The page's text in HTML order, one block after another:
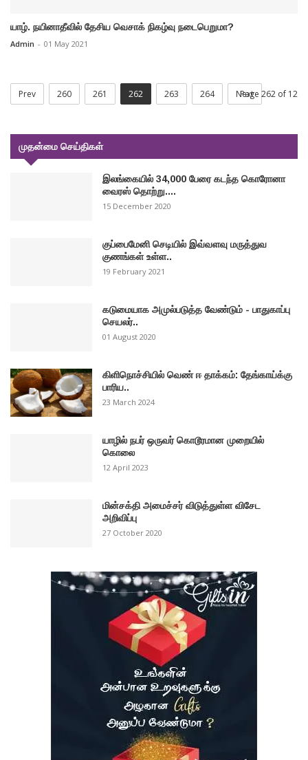
யாழ். நயினாதீவில் தேசிய வெசாக் நிகழ்வு நடைபெறுமா?
Admin - 01 May 2021
Prev 260 261 262 263 264 Next
Page 262 of 12
முதன்மை செய்திகள்
இலங்கையில் 34,000 பேரை கடந்த கொரோனா
வைரஸ் தொற்று....
15 December 2020
குப்பைமேனி செடியில் இவ்வளவு மருத்துவ
குணங்கள் உள்ள..
19 February 2021
கடுமையாக அமுல்படுத்த வேண்டும் - பாதுகாப்பு
செயலர்..
01 August 2020
கிளிநொச்சியில் வெண் ஈ தாக்கம்: தேங்காய்க்கு
பாரிய..
23 March 2024
யாழில் நபர் ஒருவர் கொடூரமான முறையில்
கொலை
12 April 2023
மின்சக்தி அமைச்சர் விடுத்துள்ள விசேட
அறிவிப்பு
27 October 2020